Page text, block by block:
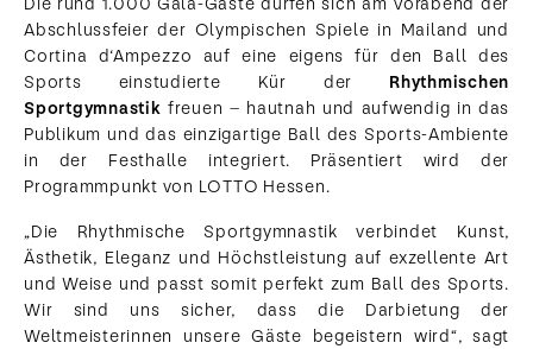
Abschlussfeier der Olympischen Spiele in Mailand und
Cortina d‘Ampezzo auf eine eigens für den Ball des
Sports einstudierte Kür der Rhythmischen
Sportgymnastik freuen – hautnah und aufwendig in das
Publikum und das einzigartige Ball des Sports-Ambiente
in der Festhalle integriert. Präsentiert wird der
Programmpunkt von LOTTO Hessen.
„Die Rhythmische Sportgymnastik verbindet Kunst,
Ästhetik, Eleganz und Höchstleistung auf exzellente Art
und Weise und passt somit perfekt zum Ball des Sports.
Wir sind uns sicher, dass die Darbietung der
Weltmeisterinnen unsere Gäste begeistern wird“, sagt